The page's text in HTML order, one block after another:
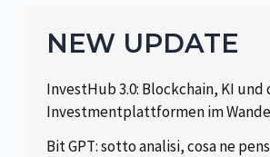
NEW UPDATE
InvestHub 3.0: Blockchain, KI
Investmentplattformen im
Bit GPT: sotto analisi, cosa ne